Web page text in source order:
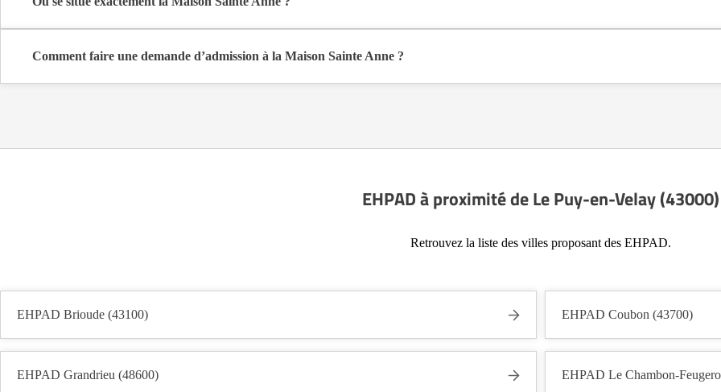
Comment faire une demande d’admission à la Maison Sainte Anne ?
coûts et les démarches administratives nécessaires.
EHPAD à proximité de Le Puy-en-Velay (43000)
Retrouvez la liste des villes proposant des EHPAD.
EHPAD Brioude (43100) EHPAD Coubon (43700)
EHPAD Grandrieu (48600) EHPAD Le Chambon-